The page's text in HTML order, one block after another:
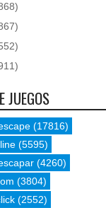
JUEGOS
(17816)
(5595)
(4260)
(3804)
(2552)